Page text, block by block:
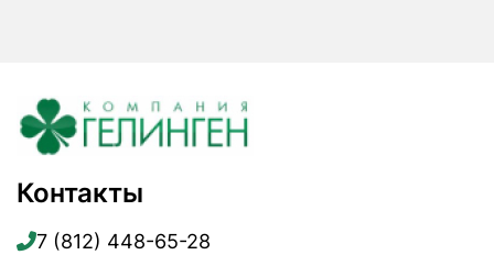
Контакты
7 (812) 448-65-28